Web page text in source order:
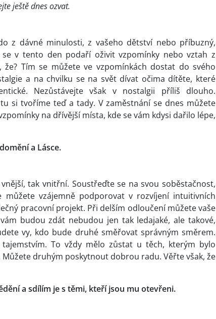
ještě dnes ozvat.
z dávné minulosti, z vašeho dětství nebo příbuzný,
v tento den podaří oživit vzpomínky nebo vztah z
že? Tím se můžete ve vzpomínkách dostat do svého
a na chvilku se na svět dívat očima dítěte, které
Nezůstávejte však v nostalgii příliš dlouho.
si tvoříme teď a tady. V zaměstnání se dnes můžete
na dřívější místa, kde se vám kdysi dařilo lépe,
a Lásce.
tak vnitřní. Soustřeďte se na svou soběstačnost,
můžete vzájemně podporovat v rozvíjení intuitivních
pracovní projekt. Při delším odloučení můžete vaše
budou zdát nebudou jen tak ledajaké, ale takové,
vy, kdo bude druhé směřovat správným směrem.
To vždy mělo zůstat u těch, kterým bylo
druhým poskytnout dobrou radu. Věřte však, že
a sdílím je s těmi, kteří jsou mu otevřeni.